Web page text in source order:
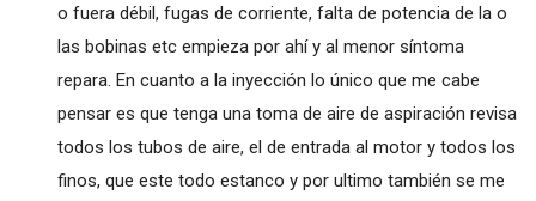
o fuera débil, fugas de corriente, falta de potencia de la o
las bobinas etc empieza por ahí y al menor síntoma
repara. En cuanto a la inyección lo único que me cabe
pensar es que tenga una toma de aire de aspiración revisa
todos los tubos de aire, el de entrada al motor y todos los
finos, que este todo estanco y por ultimo también se me